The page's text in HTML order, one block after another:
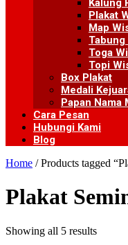
Kalung
Plakat
Map
Toga
Topi
Box Plakat
Medali
Papan Nama
Cara Pesan
Hubungi Kami
Blog
Home / Products tagged
Plakat
Showing all 5 results